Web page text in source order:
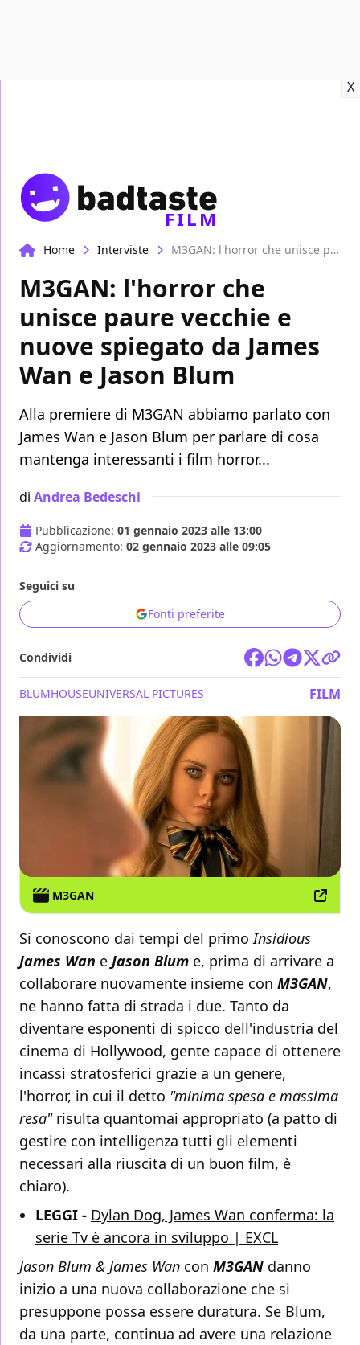
X
FILM
Home Interviste M3GAN: l'horror che unisce paure vecchie e nuove spiegato da James Wan e Jason Blum
M3GAN: l'horror che
unisce paure vecchie e
nuove spiegato da James
Wan e Jason Blum
Alla premiere di M3GAN abbiamo parlato con
James Wan e Jason Blum per parlare di cosa
mantenga interessanti i film horror...
di Andrea Bedeschi
Pubblicazione: 01 gennaio 2023 alle 13:00
Aggiornamento: 02 gennaio 2023 alle 09:05
Seguici su
Fonti preferite
Condividi
BLUMHOUSEUNIVERSAL PICTURES FILM
M3GAN
Si conoscono dai tempi del primoInsidious
James Wan e Jason Blum e, prima di arrivare a
collaborare nuovamente insieme con M3GAN,
ne hanno fatta di strada i due. Tanto da
diventare esponenti di spicco dell'industria del
cinema di Hollywood, gente capace di ottenere
incassi stratosferici grazie a un genere,
l'horror, in cui il detto "minima spesa e massima
resa"risulta quantomai appropriato (a patto di
gestire con intelligenza tutti gli elementi
necessari alla riuscita di un buon film, è
chiaro).
LEGGI - Dylan Dog, James Wan conferma: la
serie Tv è ancora in sviluppo | EXCL
Jason Blum & James Wan con M3GAN danno
inizio a una nuova collaborazione che si
presuppone possa essere duratura. Se Blum,
da una parte, continua ad avere una relazione